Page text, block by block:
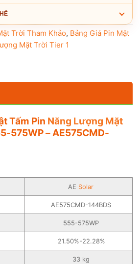
Trời Tham Khảo, Bảng Giá Pin Mặt
Mặt Trời Tier 1
Tấm Pin Năng Lượng Mặt
575WP – AE575CMD-
AE Solar
AE575CMD-144BDS
555-575WP
21.50%-22.28%
33 kg